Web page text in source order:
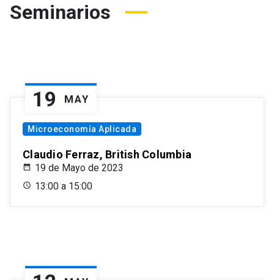
Seminarios
19 MAY
Microeconomía Aplicada
Claudio Ferraz, British Columbia
19 de Mayo de 2023
13:00 a 15:00